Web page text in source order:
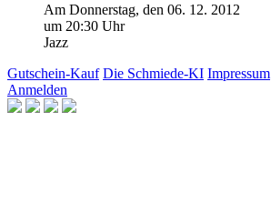
Am Donnerstag, den 06. 12. 2012
um 20:30 Uhr
Jazz
Gutschein-Kauf Die Schmiede-KI Impressum
Anmelden